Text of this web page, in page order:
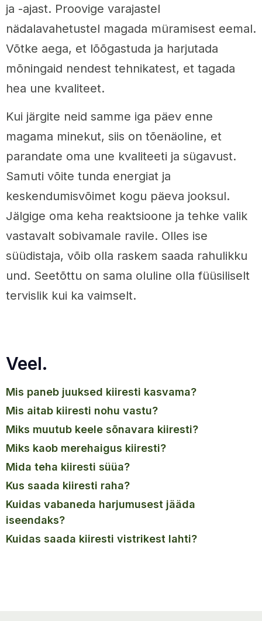
ja -ajast. Proovige varajastel
nädalavahetustel magada müramisest eemal.
Võtke aega, et lõõgastuda ja harjutada
mõningaid nendest tehnikatest, et tagada
hea une kvaliteet.
Kui järgite neid samme iga päev enne
magama minekut, siis on tõenäoline, et
parandate oma une kvaliteeti ja sügavust.
Samuti võite tunda energiat ja
keskendumisvõimet kogu päeva jooksul.
Jälgige oma keha reaktsioone ja tehke valik
vastavalt sobivamale ravile. Olles ise
süüdistaja, võib olla raskem saada rahulikku
und. Seetõttu on sama oluline olla füüsiliselt
tervislik kui ka vaimselt.
Veel.
mis paneb juuksed kiiresti kasvama?
mis aitab kiiresti nohu vastu?
miks muutub keele sõnavara kiiresti?
miks kaob merehaigus kiiresti?
mida teha kiiresti süüa?
kus saada kiiresti raha?
kuidas vabaneda harjumusest jääda
iseendaks?
kuidas saada kiiresti vistrikest lahti?